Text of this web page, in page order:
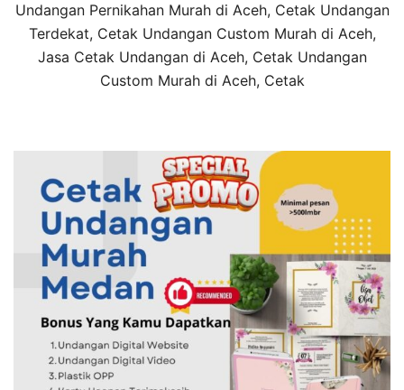
Undangan Pernikahan Murah di Aceh, Cetak Undangan
Terdekat, Cetak Undangan Custom Murah di Aceh,
Jasa Cetak Undangan di Aceh, Cetak Undangan
Custom Murah di Aceh, Cetak